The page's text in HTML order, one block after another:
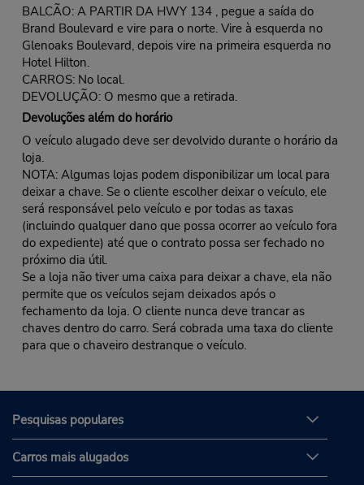
BALCÃO: A PARTIR DA HWY 134 , pegue a saída do
Brand Boulevard e vire para o norte. Vire à esquerda no
Glenoaks Boulevard, depois vire na primeira esquerda no
Hotel Hilton.
CARROS: No local.
DEVOLUÇÃO: O mesmo que a retirada.
Devoluções além do horário
O veículo alugado deve ser devolvido durante o horário da
loja.
NOTA: Algumas lojas podem disponibilizar um local para
deixar a chave. Se o cliente escolher deixar o veículo, ele
será responsável pelo veículo e por todas as taxas
(incluindo qualquer dano que possa ocorrer ao veículo fora
do expediente) até que o contrato possa ser fechado no
próximo dia útil.
Se a loja não tiver uma caixa para deixar a chave, ela não
permite que os veículos sejam deixados após o
fechamento da loja. O cliente nunca deve trancar as
chaves dentro do carro. Será cobrada uma taxa do cliente
para que o chaveiro destranque o veículo.
Pesquisas populares
Carros mais alugados